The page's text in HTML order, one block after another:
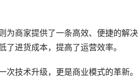
为商家提供了一条高效、便捷的解
进货成本，提高了运营效率。
次技术升级，更是商业模式的革新